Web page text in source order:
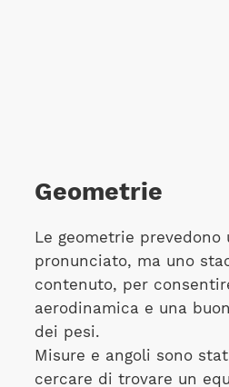
Geometrie
Le geometrie prevedono
pronunciato, ma uno
contenuto, per
aerodinamica e una
dei pesi.
Misure e angoli sono
cercare di trovare un